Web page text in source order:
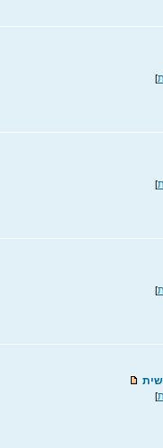
]
]
]
]